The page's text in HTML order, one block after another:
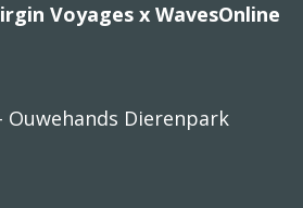
Voyages x WavesOnline
Ouwehands Dierenpark